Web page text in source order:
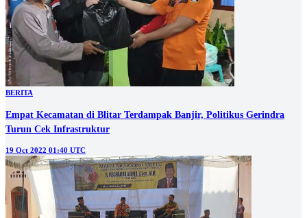
BERITA
Empat Kecamatan di Blitar Terdampak Banjir, Politikus Gerindra
Turun Cek Infrastruktur
19 Oct 2022 01:40 UTC